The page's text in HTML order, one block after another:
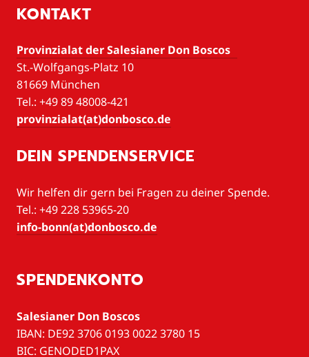
KONTAKT
Provinzialat der Salesianer Don Boscos
St.-Wolfgangs-Platz 10
81669 München
Tel.: +49 89 48008-421
provinzialat(at)donbosco.de
DEIN SPENDENSERVICE
Wir helfen dir gern bei Fragen zu deiner Spende.
Tel.: +49 228 53965-20
info-bonn(at)donbosco.de
SPENDENKONTO
Salesianer Don Boscos
IBAN: DE92 3706 0193 0022 3780 15
BIC: GENODED1PAX